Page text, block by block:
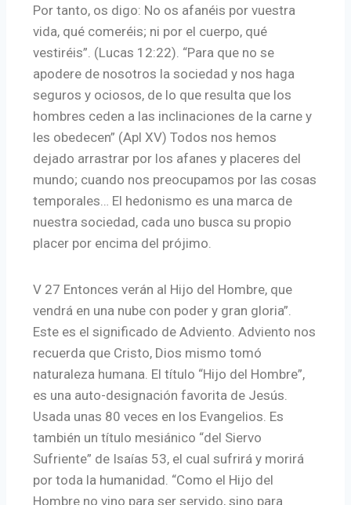
Por tanto, os digo: No os afanéis por vuestra
vida, qué comeréis; ni por el cuerpo, qué
vestiréis”. (Lucas 12:22). “Para que no se
apodere de nosotros la sociedad y nos haga
seguros y ociosos, de lo que resulta que los
hombres ceden a las inclinaciones de la carne y
les obedecen” (Apl XV) Todos nos hemos
dejado arrastrar por los afanes y placeres del
mundo; cuando nos preocupamos por las cosas
temporales… El hedonismo es una marca de
nuestra sociedad, cada uno busca su propio
placer por encima del prójimo.
V 27 Entonces verán al Hijo del Hombre, que
vendrá en una nube con poder y gran gloria”.
Este es el significado de Adviento. Adviento nos
recuerda que Cristo, Dios mismo tomó
naturaleza humana. El título “Hijo del Hombre”,
es una auto-designación favorita de Jesús.
Usada unas 80 veces en los Evangelios. Es
también un título mesiánico “del Siervo
Sufriente” de Isaías 53, el cual sufrirá y morirá
por toda la humanidad. “Como el Hijo del
Hombre no vino para ser servido, sino para